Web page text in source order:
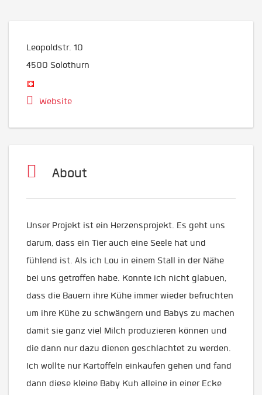
Leopoldstr. 10
4500 Solothurn
Website
About
Unser Projekt ist ein Herzensprojekt. Es geht uns
darum, dass ein Tier auch eine Seele hat und
fühlend ist. Als ich Lou in einem Stall in der Nähe
bei uns getroffen habe. Konnte ich nicht glabuen,
dass die Bauern ihre Kühe immer wieder befruchten
um ihre Kühe zu schwängern und Babys zu machen
damit sie ganz viel Milch produzieren können und
die dann nur dazu dienen geschlachtet zu werden.
Ich wollte nur Kartoffeln einkaufen gehen und fand
dann diese kleine Baby Kuh alleine in einer Ecke